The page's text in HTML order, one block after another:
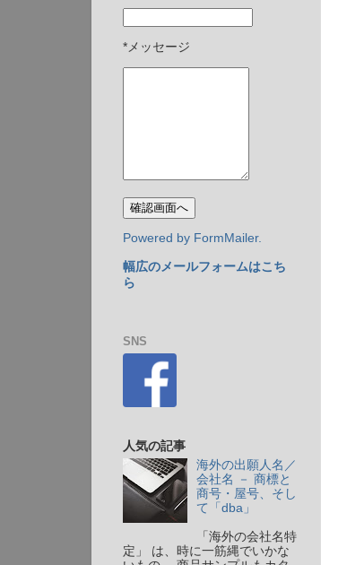
*メッセージ
Powered by FormMailer.
幅広のメールフォームはこち
ら
SNS
人気の記事
海外の出願人名／
会社名 － 商標と
商号・屋号、そし
て「dba」
「海外の会社名特
定」 は、時に一筋縄でいかな